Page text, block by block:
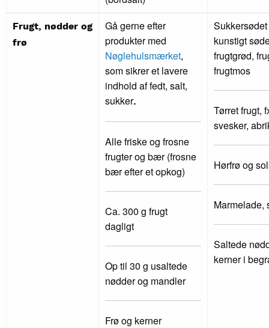
Frugt, nødder og
frø
Gå gerne efter
produkter med
Nøglehulsmærket,
som sikrer et lavere
indhold af fedt, salt,
sukker.
Alle friske og frosne
frugter og bær (frosne
bær efter et opkog)
Ca. 300 g frugt
dagligt
Op til 30 g usaltede
nødder og mandler
Frø og kerner
kunstigt
frugtgrød,
frugtmos
Tørret frugt,
svesker,
Hørfrø og
Marmelade,
Saltede
kerner i